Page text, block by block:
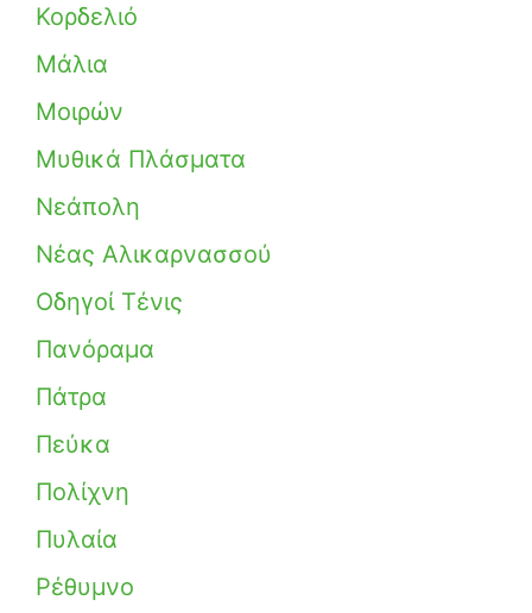
Κορδελιό
Μάλια
Μοιρών
Μυθικά Πλάσματα
Νεάπολη
Νέας Αλικαρνασσού
Οδηγοί Τένις
Πανόραμα
Πάτρα
Πεύκα
Πολίχνη
Πυλαία
Ρέθυμνο